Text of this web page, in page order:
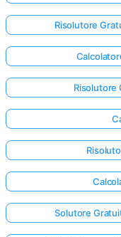
Risolutore
Risolutore
Solutore